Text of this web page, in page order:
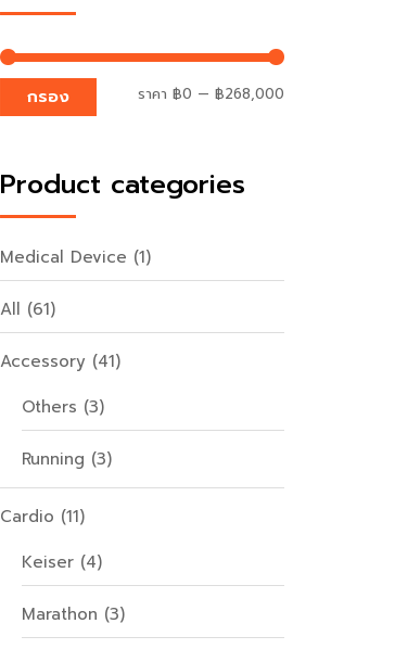
กรอง ราคา ฿0 — ฿268,000
Product categories
Medical Device (1)
All (61)
Accessory (41)
Others (3)
Running (3)
Cardio (11)
Keiser (4)
Marathon (3)